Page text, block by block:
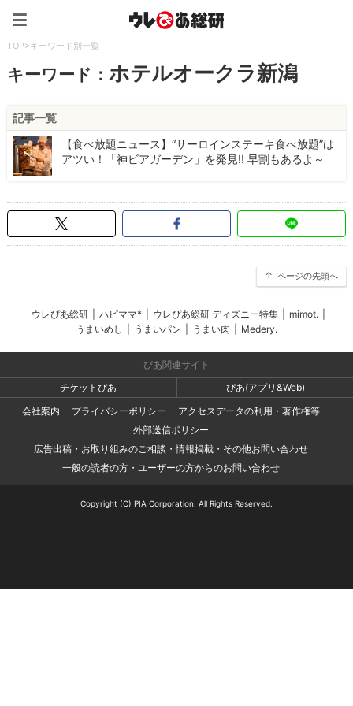
TOP>キーワード別一覧
キーワード：ホテルオークラ新潟
記事一覧
【食べ放題ニュース】“サーロインステーキ食べ放題”は
アツい！「神ビアガーデン」を発見!! 早割もあるよ～
ページの先頭へ
ウレぴあ総研 ハピママ* ウレぴあ総研 ディズニー特集 mimot.
うまいめし
うまいパン うまい肉 Medery.
ぴあ関連サイト
チケットぴあ
ぴあ(アプリ&Web)
会社案内
プライバシーポリシー
アクセスデータの利用・著作権等
外部送信ポリシー
広告出稿・お取り組みのご相談・情報掲載・その他お問い合わせ
一般の読者の方・ユーザーの方からのお問い合わせ
Copyright (C) PIA Corporation. All Rights Reserved.